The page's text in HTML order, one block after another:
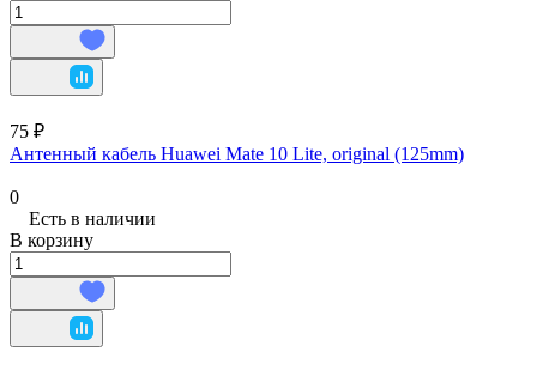
75 ₽
Антенный кабель Huawei Mate 10 Lite, original (125mm)
0
Есть в наличии
В корзину